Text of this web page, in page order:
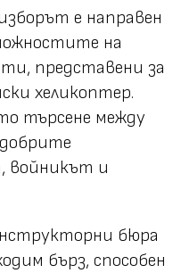
е направен
на
представени за
хеликоптер.
търсене между
войникът и
бюра
бърз, способен